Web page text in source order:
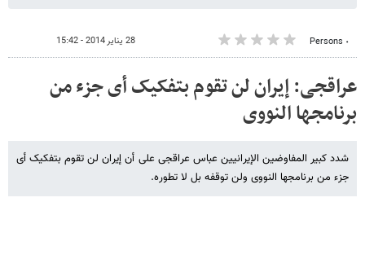
٠ Persons 28 يناير 2014 - 15:42
عراقجی: إیران لن تقوم بتفکیک أی جزء من
برنامجها النووی
شدد کبیر المفاوضین الإیرانیین عباس عراقجی علی أن إیران لن تقوم بتفکیک أی
جزء من برنامجها النووی ولن توقفه بل لا تطوره.